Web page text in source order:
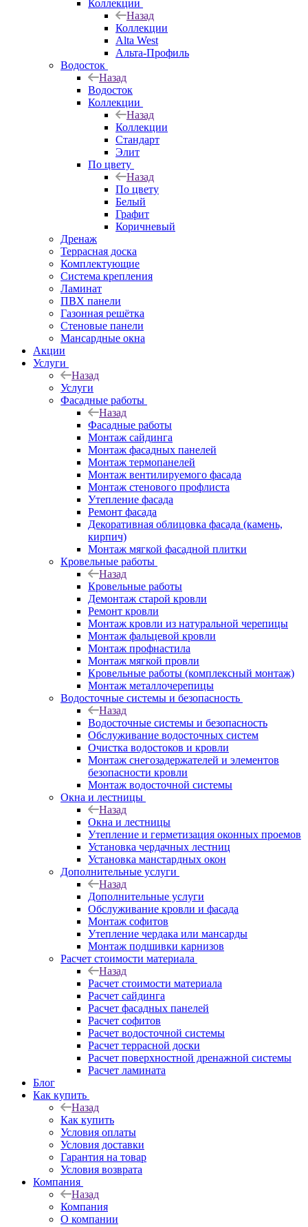
Коллекции
Назад
Коллекции
Alta West
Альта-Профиль
Водосток
Назад
Водосток
Коллекции
Назад
Коллекции
Стандарт
Элит
По цвету
Назад
По цвету
Белый
Графит
Коричневый
Дренаж
Террасная доска
Комплектующие
Система крепления
Ламинат
ПВХ панели
Газонная решётка
Стеновые панели
Мансардные окна
Акции
Услуги
Назад
Услуги
Фасадные работы
Назад
Фасадные работы
Монтаж сайдинга
Монтаж фасадных панелей
Монтаж термопанелей
Монтаж вентилируемого фасада
Монтаж стенового профлиста
Утепление фасада
Ремонт фасада
Декоративная облицовка фасада (камень,
кирпич)
Монтаж мягкой фасадной плитки
Кровельные работы
Назад
Кровельные работы
Демонтаж старой кровли
Ремонт кровли
Монтаж кровли из натуральной черепицы
Монтаж фальцевой кровли
Монтаж профнастила
Монтаж мягкой провли
Кровельные работы (комплексный монтаж)
Монтаж металлочерепицы
Водосточные системы и безопасность
Назад
Водосточные системы и безопасность
Обслуживание водосточных систем
Очистка водостоков и кровли
Монтаж снегозадержателей и элементов
безопасности кровли
Монтаж водосточной системы
Окна и лестницы
Назад
Окна и лестницы
Утепление и герметизация оконных проемов
Установка чердачных лестниц
Установка манстардных окон
Дополнительные услуги
Назад
Дополнительные услуги
Обслуживание кровли и фасада
Монтаж софитов
Утепление чердака или мансарды
Монтаж подшивки карнизов
Расчет стоимости материала
Назад
Расчет стоимости материала
Расчет сайдинга
Расчет фасадных панелей
Расчет софитов
Расчет водосточной системы
Расчет террасной доски
Расчет поверхностной дренажной системы
Расчет ламината
Блог
Как купить
Назад
Как купить
Условия оплаты
Условия доставки
Гарантия на товар
Условия возврата
Компания
Назад
Компания
О компании